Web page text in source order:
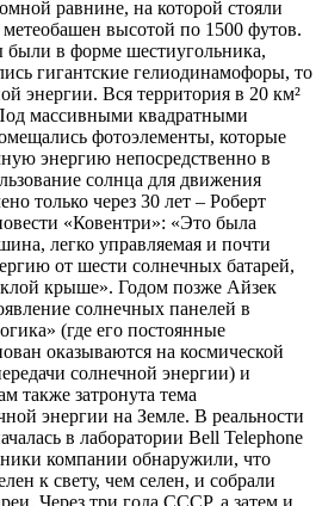
равнине, на которой стояли
высотой по 1500 футов.
в форме шестиугольника,
гигантские гелиодинамофоры, то
энергии. Вся территория в 20 км²
массивными квадратными
фотоэлементы, которые
энергию непосредственно в
солнца для движения
только через 30 лет – Роберт
«Ковентри»: «Это была
легко управляемая и почти
от шести солнечных батарей,
крыше». Годом позже Айзек
солнечных панелей в
(где его постоянные
оказываются на космической
солнечной энергии) и
также затронута тема
энергии на Земле. В реальности
в лаборатории Bell Telephone
компании обнаружили, что
к свету, чем селен, и собрали
Через три года СССР, а затем и